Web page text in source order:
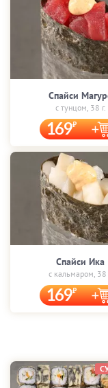
Спайси
с тунцом, 38 г.
169
Спайси Ика
с кальмаром, 38
169